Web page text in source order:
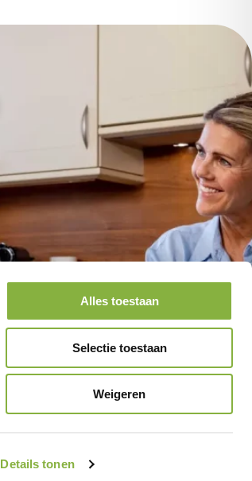
Details tonen
Alles toestaan
Selectie toestaan
Weigeren